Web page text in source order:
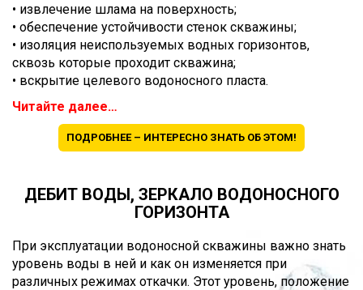
• извлечение шлама на поверхность;
• обеспечение устойчивости стенок скважины;
• изоляция неиспользуемых водных горизонтов,
сквозь которые проходит скважина;
• вскрытие целевого водоносного пласта.
Читайте далее…
ПОДРОБНЕЕ – ИНТЕРЕСНО ЗНАТЬ ОБ ЭТОМ!
ДЕБИТ ВОДЫ, ЗЕРКАЛО ВОДОНОСНОГО
ГОРИЗОНТА
При эксплуатации водоносной скважины важно знать
уровень воды в ней и как он изменяется при
различных режимах откачки. Этот уровень, положение